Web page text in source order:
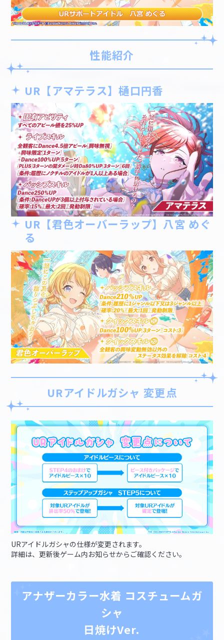
性能紹介
UR【アマテラス】樋口円香
UR【君色オーバーラップ】八宮 めぐ
る
URアイドルガシャ 変更点
URアイドルガシャの仕様が変更されます。
詳細は、更新後ゲーム内お知らせからご確認ください。
アナザーカラー水着 コスチュームガ
シャ
日焼けVer.